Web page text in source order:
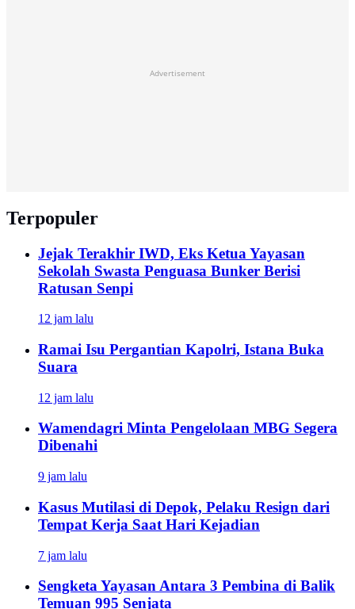
Advertisement
Terpopuler
Jejak Terakhir IWD, Eks Ketua Yayasan
Sekolah Swasta Penguasa Bunker Berisi
Ratusan Senpi
12 jam lalu
Ramai Isu Pergantian Kapolri, Istana Buka
Suara
12 jam lalu
Wamendagri Minta Pengelolaan MBG Segera
Dibenahi
9 jam lalu
Kasus Mutilasi di Depok, Pelaku Resign dari
Tempat Kerja Saat Hari Kejadian
7 jam lalu
Sengketa Yayasan Antara 3 Pembina di Balik
Temuan 995 Senjata